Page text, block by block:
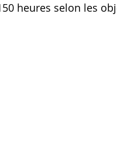
heures selon les